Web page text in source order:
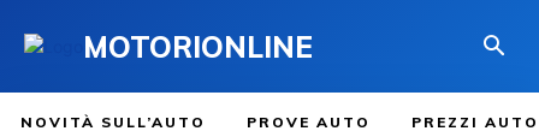
MOTORIONLINE
NOVITÀ SULL’AUTO PROVE AUTO PREZZI AUTO